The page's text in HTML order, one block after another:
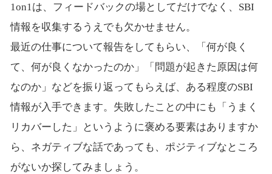
1on1は、フィードバックの場としてだけでなく、SBI
情報を収集するうえでも欠かせません。
最近の仕事について報告をしてもらい、「何が良く
て、何が良くなかったのか」「問題が起きた原因は何
なのか」などを振り返ってもらえば、ある程度のSBI
情報が入手できます。失敗したことの中にも「うまく
リカバーした」というように褒める要素はありますか
ら、ネガティブな話であっても、ポジティブなところ
がないか探してみましょう。